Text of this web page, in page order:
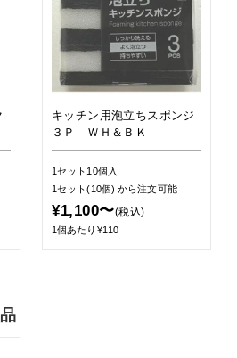
キッチン用泡立ちスポンジ
３Ｐ ＷＨ＆ＢＫ
1セット10個入
1セット(10個)から注文可能
¥1,100〜(税込)
1個あたり¥110